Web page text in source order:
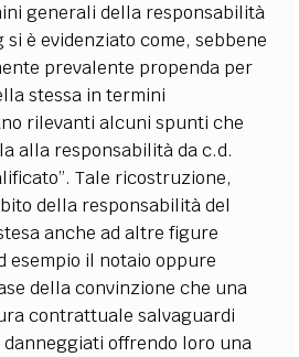
generali della responsabilità
è evidenziato come, sebbene
prevalente propenda per
stessa in termini
rilevanti alcuni spunti che
alla responsabilità da c.d.
Tale ricostruzione,
della responsabilità del
anche ad altre figure
esempio il notaio oppure
della convinzione che una
contrattuale salvaguardi
offrendo loro una